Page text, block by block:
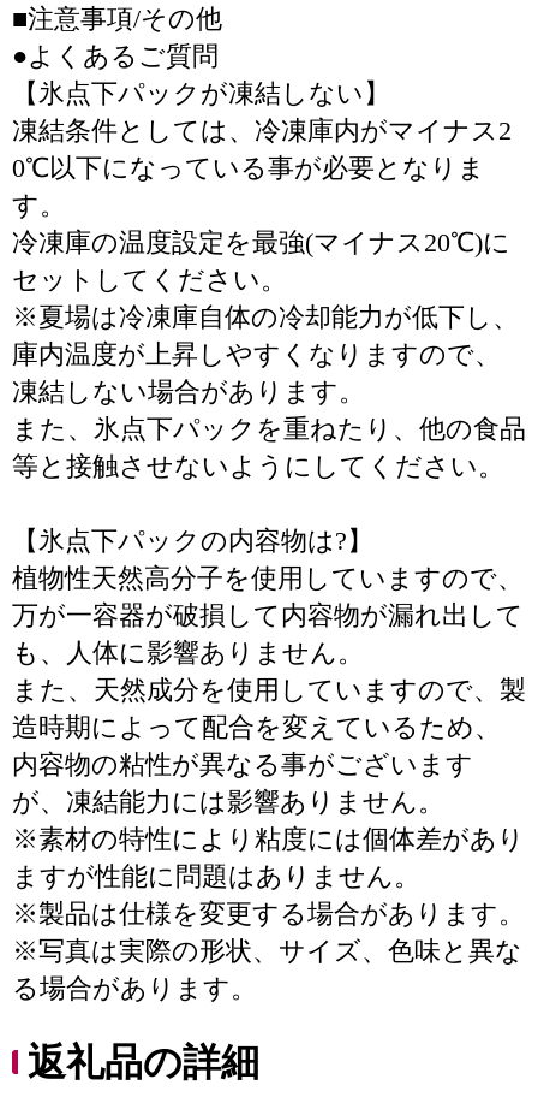
■注意事項/その他
●よくあるご質問
【氷点下パックが凍結しない】
凍結条件としては、冷凍庫内がマイナス2
0℃以下になっている事が必要となりま
す。
冷凍庫の温度設定を最強(マイナス20℃)に
セットしてください。
※夏場は冷凍庫自体の冷却能力が低下し、
庫内温度が上昇しやすくなりますので、
凍結しない場合があります。
また、氷点下パックを重ねたり、他の食品
等と接触させないようにしてください。
【氷点下パックの内容物は?】
植物性天然高分子を使用していますので、
万が一容器が破損して内容物が漏れ出して
も、人体に影響ありません。
また、天然成分を使用していますので、製
造時期によって配合を変えているため、
内容物の粘性が異なる事がございます
が、凍結能力には影響ありません。
※素材の特性により粘度には個体差があり
ますが性能に問題はありません。
※製品は仕様を変更する場合があります。
※写真は実際の形状、サイズ、色味と異な
る場合があります。
返礼品の詳細